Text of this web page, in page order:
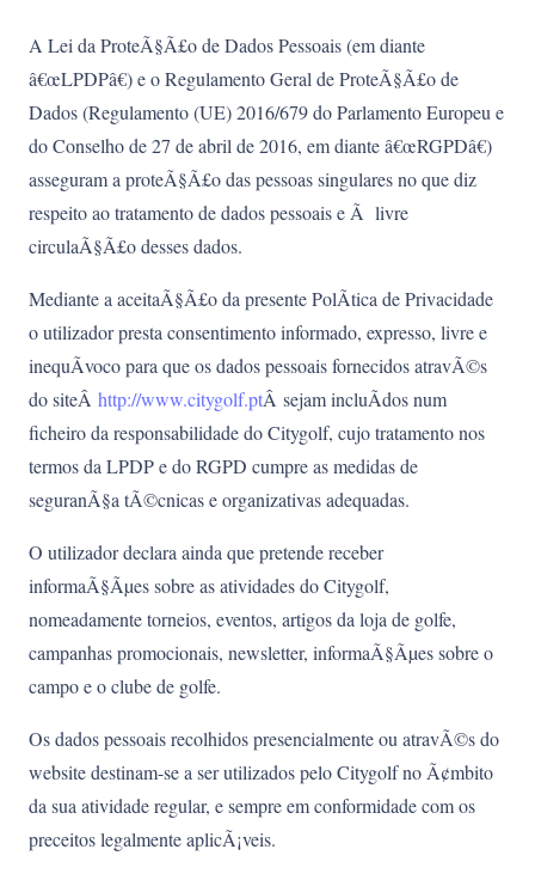
A Lei da ProteÃ§Ã£o de Dados Pessoais (em diante
â€œLPDPâ€) e o Regulamento Geral de ProteÃ§Ã£o de
Dados (Regulamento (UE) 2016/679 do Parlamento Europeu e
do Conselho de 27 de abril de 2016, em diante â€œRGPDâ€)
asseguram a proteÃ§Ã£o das pessoas singulares no que diz
respeito ao tratamento de dados pessoais e Ã livre
circulaÃ§Ã£o desses dados.
Mediante a aceitaÃ§Ã£o da presente PolÃ­tica de Privacidade
o utilizador presta consentimento informado, expresso, livre e
inequÃ­voco para que os dados pessoais fornecidos atravÃ©s
do siteÂ http://www.citygolf.ptÂ sejam incluÃ­dos num
ficheiro da responsabilidade do Citygolf, cujo tratamento nos
termos da LPDP e do RGPD cumpre as medidas de
seguranÃ§a tÃ©cnicas e organizativas adequadas.
O utilizador declara ainda que pretende receber
informaÃ§Ãµes sobre as atividades do Citygolf,
nomeadamente torneios, eventos, artigos da loja de golfe,
campanhas promocionais, newsletter, informaÃ§Ãµes sobre o
campo e o clube de golfe.
Os dados pessoais recolhidos presencialmente ou atravÃ©s do
website destinam-se a ser utilizados pelo Citygolf no Ã¢mbito
da sua atividade regular, e sempre em conformidade com os
preceitos legalmente aplicÃ¡veis.